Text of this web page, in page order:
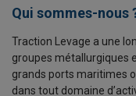
Qui sommes-nous
Traction Levage a une
groupes métallurgiques
grands ports maritimes
dans tout domaine